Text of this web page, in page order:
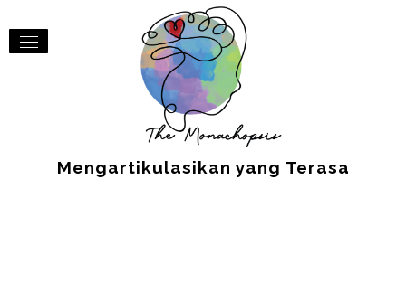
Mengartikulasikan yang Terasa